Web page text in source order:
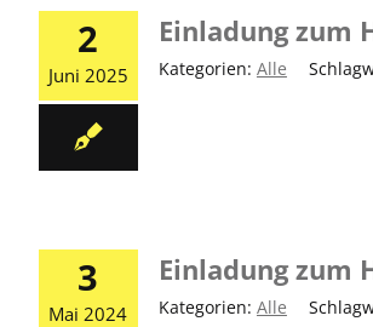
2
Juni 2025
Einladung zum
Kategorien: Alle
3
Mai 2024
Einladung zum
Kategorien: Alle